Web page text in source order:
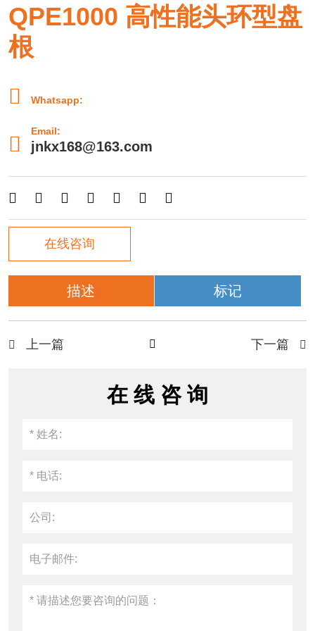
QPE1000 高性能头环型盘
根
 Whatsapp:

Email:
jnkx168@163.com
      
在线咨询
描述 标记
 上一篇  下一篇 
在 线 咨 询